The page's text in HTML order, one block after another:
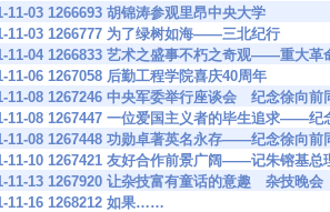
11-03 1266693 胡锦涛参观里昂中央大学
11-03 1266777 为了绿树如海——三北纪行
11-04 1266833 艺术之盛事不朽之奇观——重大革
11-06 1267058 后勤工程学院喜庆40周年
11-08 1267246 中央军委举行座谈会 纪念徐向前
11-08 1267447 一位爱国主义者的毕生追求——纪
11-08 1267448 功勋卓著英名永存——纪念徐向前
11-10 1267421 友好合作前景广阔——记朱镕基总
11-13 1267920 让杂技富有童话的意趣 杂技晚
11-16 1268212 如果……